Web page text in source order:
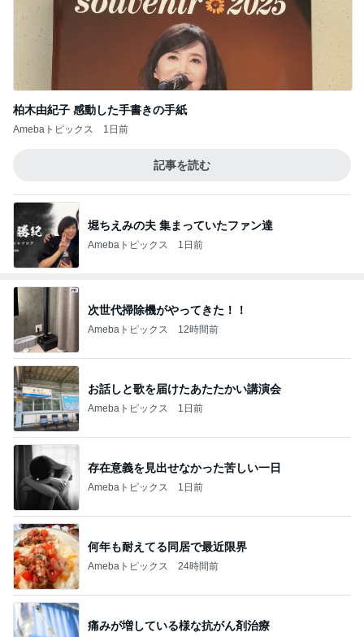
柏木由紀子 感動した手書きの手紙
Amebaトピックス 1日前
記事を読む
堀ちえみの夫 集まっていたファン達
Amebaトピックス 1日前
次世代掃除機がやってきた！！
Amebaトピックス 12時間前
お話しと歌を届けたあたたかい講演会
Amebaトピックス 1日前
存在意義を見出せなかった苦しい一日
Amebaトピックス 1日前
何年も耐えてる同居で最近限界
Amebaトピックス 24時間前
痛みが増している様な抗がん剤治療